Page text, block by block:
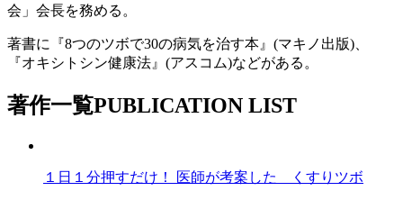
会」会長を務める。
著書に『8つのツボで30の病気を治す本』(マキノ出版)、
『オキシトシン健康法』(アスコム)などがある。
著作一覧PUBLICATION LIST
１日１分押すだけ！ 医師が考案した くすりツボ